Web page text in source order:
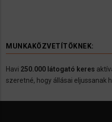
MUNKAKÖZVETÍTÖKNEK:
Havi 250.000 látogató keres
szeretné, hogy állásai eljussanak